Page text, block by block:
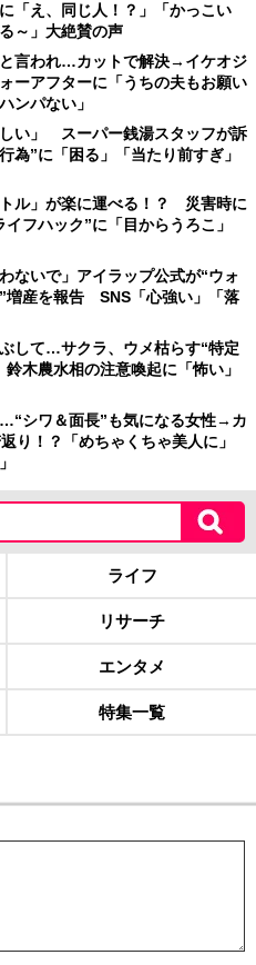
「え、同じ人！？」「かっこい
～」大絶賛の声
言われ…カットで解決→イケオジ
ーアフターに「うちの夫もお願い
ンパない」
しい」 スーパー銭湯スタッフが訴
為”に「困る」「当たり前すぎ」
ル」が楽に運べる！？ 災害時に
フハック”に「目からうろこ」
ないで」アイラップ公式が“ウォ
増産を報告 SNS「心強い」「落
して…サクラ、ウメ枯らす“特定
木農水相の注意喚起に「怖い」
シワ＆面長”も気になる女性→カ
り！？「めちゃくちゃ美人に」
ライフ
リサーチ
エンタメ
特集一覧